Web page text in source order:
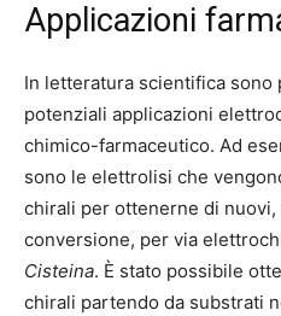
Applicazioni
In letteratura scientifica sono
potenziali applicazioni
chimico-farmaceutico. Ad
sono le elettrolisi che
chirali per ottenerne di nuovi,
conversione, per via
Cisteina. È stato possibile
chirali partendo da substrati